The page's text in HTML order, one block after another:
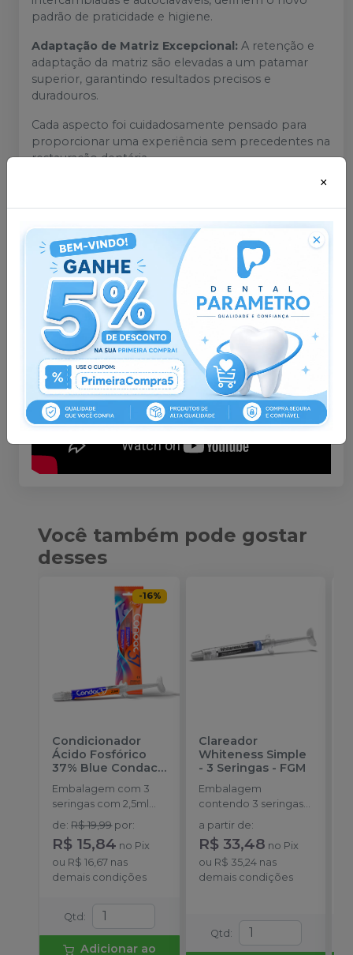
padrão de praticidade e higiene.
Adaptação de Matriz Excepcional: A retenção e
adaptação da matriz são elevadas a um patamar
superior, garantindo resultados precisos e
duradouros.
Cada aspecto foi cuidadosamente pensado para
proporcionar uma experiência sem precedentes na
restauração dentária.
Não utilizar material enzimático.
Matrizes descartáveis.
Você também pode gostar
desses
-16%
Condicionador
Ácido Fosfórico
37% Blue Condac-
FGM
Embalagem com 3
seringas com 2,5ml
cada uma e 3
ponteiras para
aplicação.
de:R$ 19,99 por:
R$ 15,84 no Pix
ou R$ 16,67 nas
demais condições
Qtd:
Adicionar ao
Clareador
Whiteness Simple
- 3 Seringas- FGM
Embalagem
contendo 3 seringas
com 3g de gel cada
uma.
a partir de:
R$ 33,48 no Pix
ou R$ 35,24nas
demais condições
Qtd:
×